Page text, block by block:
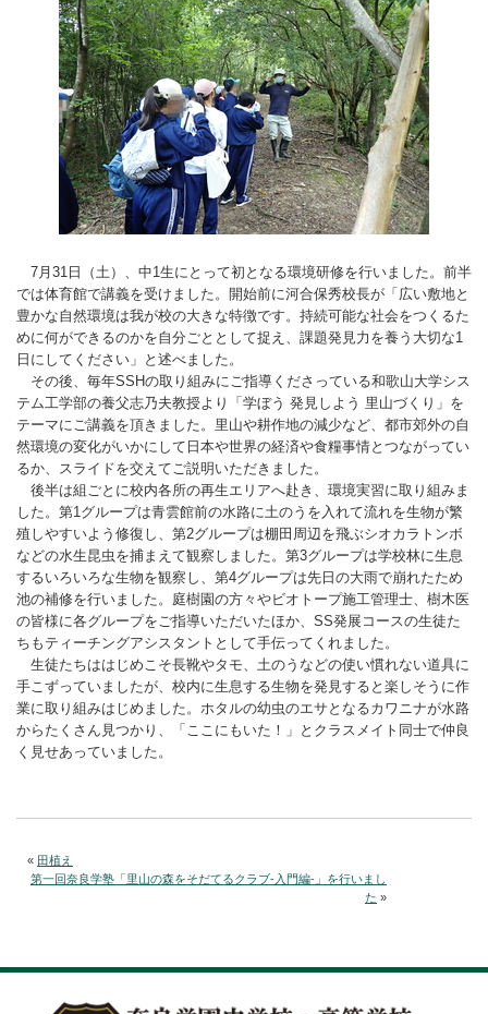
7月31日（土）、中1生にとって初となる環境研修を行いました。前半
では体育館で講義を受けました。開始前に河合保秀校長が「広い敷地と
豊かな自然環境は我が校の大きな特徴です。持続可能な社会をつくるた
めに何ができるのかを自分ごととして捉え、課題発見力を養う大切な1
日にしてください」と述べました。
その後、毎年SSHの取り組みにご指導くださっている和歌山大学シス
テム工学部の養父志乃夫教授より「学ぼう 発見しよう 里山づくり」を
テーマにご講義を頂きました。里山や耕作地の減少など、都市郊外の自
然環境の変化がいかにして日本や世界の経済や食糧事情とつながってい
るか、スライドを交えてご説明いただきました。
後半は組ごとに校内各所の再生エリアへ赴き、環境実習に取り組みま
した。第1グループは青雲館前の水路に土のうを入れて流れを生物が繁
殖しやすいよう修復し、第2グループは棚田周辺を飛ぶシオカラトンボ
などの水生昆虫を捕まえて観察しました。第3グループは学校林に生息
するいろいろな生物を観察し、第4グループは先日の大雨で崩れたため
池の補修を行いました。庭樹園の方々やビオトープ施工管理士、樹木医
の皆様に各グループをご指導いただいたほか、SS発展コースの生徒た
ちもティーチングアシスタントとして手伝ってくれました。
生徒たちははじめこそ長靴やタモ、土のうなどの使い慣れない道具に
手こずっていましたが、校内に生息する生物を発見すると楽しそうに作
業に取り組みはじめました。ホタルの幼虫のエサとなるカワニナが水路
からたくさん見つかり、「ここにもいた！」とクラスメイト同士で仲良
く見せあっていました。
« 田植え
第一回奈良学塾「里山の森をそだてるクラブ-入門編-」を行いまし
た »